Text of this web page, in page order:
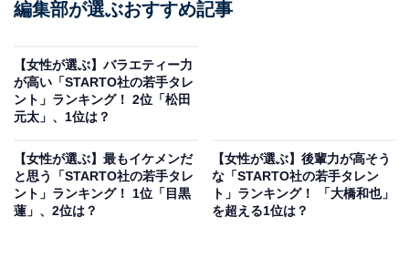
2位は、なにわ男子の道枝駿佑さんでした。道枝さん
は、早くから俳優として注目され、これまでさまざまな
作品で主演を担当。2026年3月20日に公開した主演映画
『君が最後に遺した歌』もヒットし、9月には
編集部が選ぶおすすめ記事
【女性が選ぶ】バラエティー力
が高い「STARTO社の若手タレ
ント」ランキング！ 2位「松田
元太」、1位は？
【女性が選ぶ】最もイケメンだ
と思う「STARTO社の若手タレ
ント」ランキング！ 1位「目黒
蓮」、2位は？
【女性が選ぶ】後輩力が高そう
な「STARTO社の若手タレン
ト」ランキング！ 「大橋和也」
を超える1位は？